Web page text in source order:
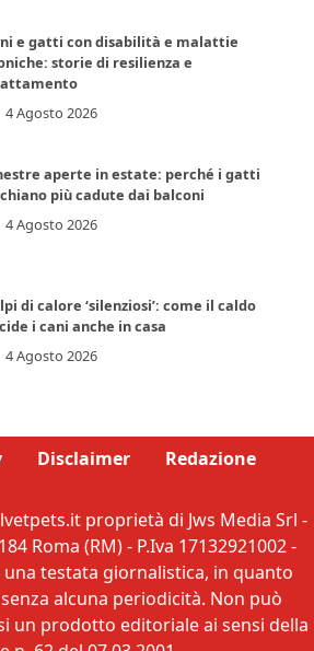
e gatti con disabilità e malattie
storie di resilienza e
4 Agosto 2026
aperte in estate: perché i gatti
più cadute dai balconi
4 Agosto 2026
di calore ‘silenziosi’: come il caldo
i cani anche in casa
4 Agosto 2026
Disclaimer Redazione
proprietà di Jws Media Srl -
Roma (RM) - P.Iva 17132921002 -
testata giornalistica, in quanto
alcuna periodicità. Non può
un prodotto editoriale ai sensi della